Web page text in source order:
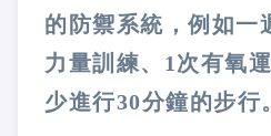
的防禦系統，例如一
力量訓練、 1次有氧
少進行30分鐘的步行